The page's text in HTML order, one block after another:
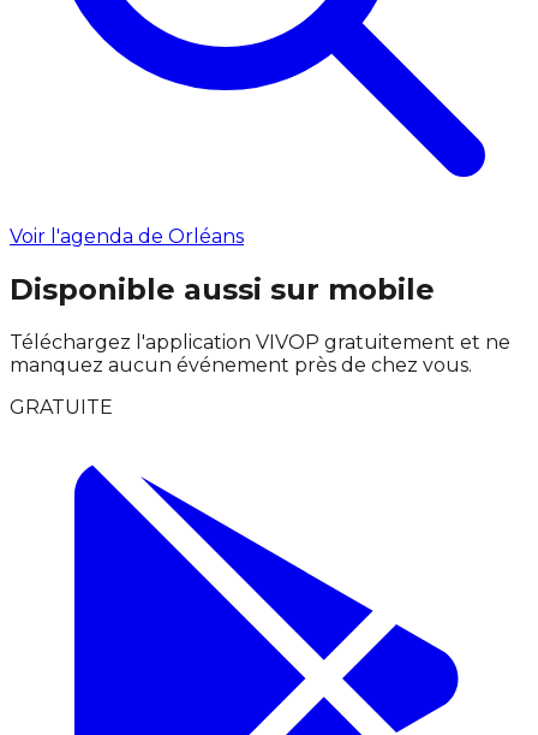
Voir l'agenda de Orléans
Disponible aussi sur mobile
Téléchargez l'application VIVOP gratuitement et ne
manquez aucun événement près de chez vous.
GRATUITE